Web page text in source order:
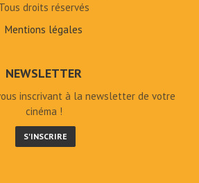
Tous droits réservés
Mentions légales
NEWSLETTER
inscrivant à la newsletter de votre
cinéma !
S'INSCRIRE